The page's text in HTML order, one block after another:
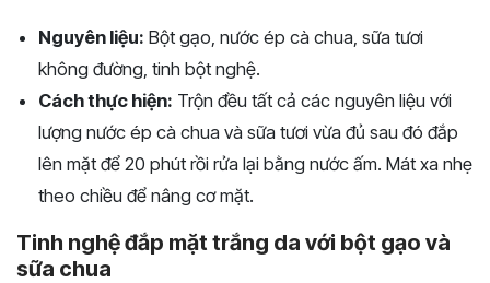
Nguyên liệu: Bột gạo, nước ép cà chua, sữa tươi
không đường, tinh bột nghệ.
Cách thực hiện: Trộn đều tất cả các nguyên liệu với
lượng nước ép cà chua và sữa tươi vừa đủ sau đó đắp
lên mặt để 20 phút rồi rửa lại bằng nước ấm. Mát xa nhẹ
theo chiều để nâng cơ mặt.
Tinh nghệ đắp mặt trắng da với bột gạo và
sữa chua